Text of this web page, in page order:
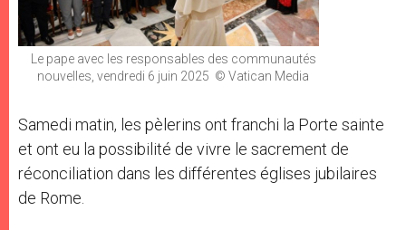
Le pape avec les responsables des communautés
nouvelles, vendredi 6 juin 2025 © Vatican Media
Samedi matin, les pèlerins ont franchi la Porte sainte
et ont eu la possibilité de vivre le sacrement de
réconciliation dans les différentes églises jubilaires
de Rome.